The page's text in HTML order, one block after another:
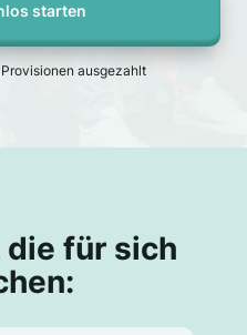
starten
Provisionen ausgezahlt
die für sich